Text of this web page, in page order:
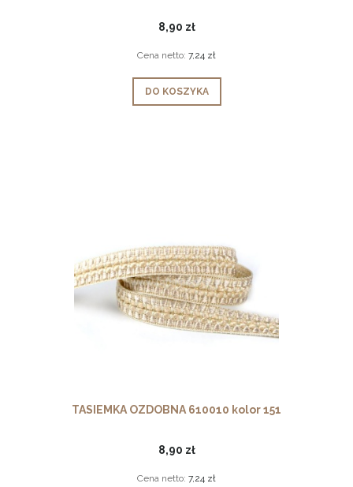
8,90 zł
Cena netto: 7,24 zł
DO KOSZYKA
TASIEMKA OZDOBNA 610010 kolor 151
8,90 zł
Cena netto: 7,24 zł